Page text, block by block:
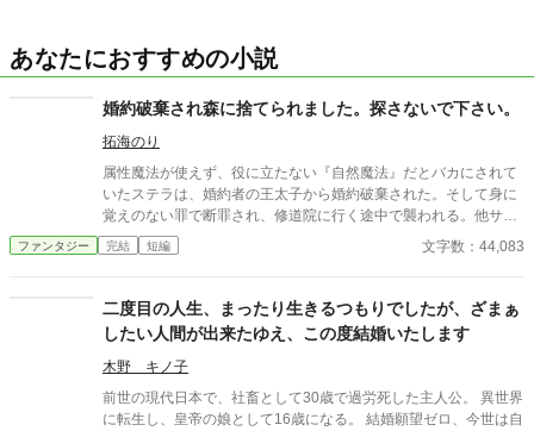
あなたにおすすめの小説
婚約破棄され森に捨てられました。探さないで下さい。
拓海のり
属性魔法が使えず、役に立たない『自然魔法』だとバカにされて
いたステラは、婚約者の王太子から婚約破棄された。そして身に
覚えのない罪で断罪され、修道院に行く途中で襲われる。他サイ
トにも投稿しています。
ファンタジー 完結 短編 文字数：44,083
二度目の人生、まったり生きるつもりでしたが、ざまぁ
したい人間が出来たゆえ、この度結婚いたします
木野 キノ子
前世の現代日本で、社畜として30歳で過労死した主人公。 異世界
に転生し、皇帝の娘として16歳になる。 結婚願望ゼロ、今世は自